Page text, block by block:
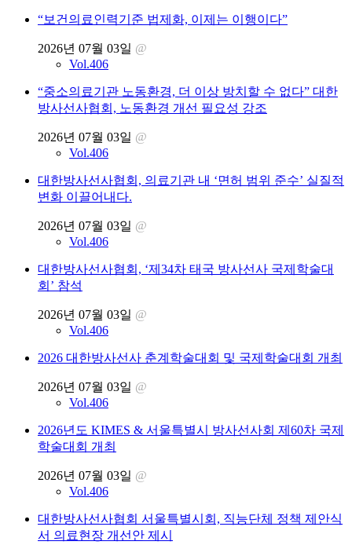
“보건의료인력기준 법제화, 이제는 이행이다”
2026년 07월 03일 @
Vol.406
“중소의료기관 노동환경, 더 이상 방치할 수 없다” 대한
방사선사협회, 노동환경 개선 필요성 강조
2026년 07월 03일 @
Vol.406
대한방사선사협회, 의료기관 내 ‘면허 범위 준수’ 실질적
변화 이끌어내다.
2026년 07월 03일 @
Vol.406
대한방사선사협회, ‘제34차 태국 방사선사 국제학술대
회’ 참석
2026년 07월 03일 @
Vol.406
2026 대한방사선사 춘계학술대회 및 국제학술대회 개최
2026년 07월 03일 @
Vol.406
2026년도 KIMES & 서울특별시 방사선사회 제60차 국제
학술대회 개최
2026년 07월 03일 @
Vol.406
대한방사선사협회 서울특별시회, 직능단체 정책 제안식
서 의료현장 개선안 제시